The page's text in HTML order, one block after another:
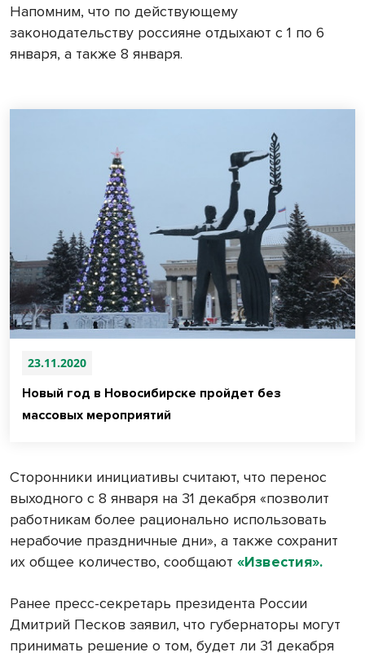
Напомним, что по действующему
законодательству россияне отдыхают с 1 по 6
января, а также 8 января.
23.11.2020
Новый год в Новосибирске пройдет без
массовых мероприятий
Сторонники инициативы считают, что перенос
выходного с 8 января на 31 декабря «позволит
работникам более рационально использовать
нерабочие праздничные дни», а также сохранит
их общее количество, сообщают «Известия».
Ранее пресс-секретарь президента России
Дмитрий Песков заявил, что губернаторы могут
принимать решение о том, будет ли 31 декабря